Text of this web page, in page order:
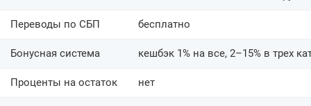
Переводы по СБП бесплатно
Бонусная система кешбэк 1% на все, 2–15% в трех
Проценты на остаток нет